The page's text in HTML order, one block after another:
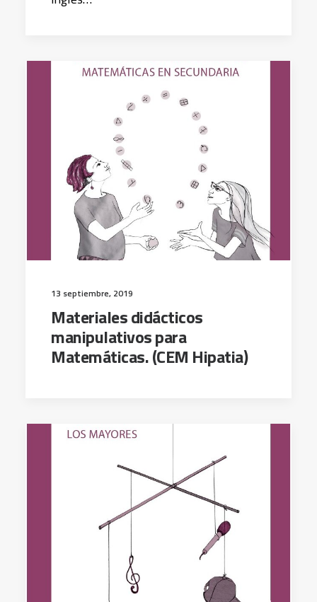
13 septiembre, 2019
Materiales didácticos
manipulativos para
Matemáticas. (CEM Hipatia)